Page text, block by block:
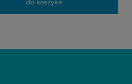
do koszyka